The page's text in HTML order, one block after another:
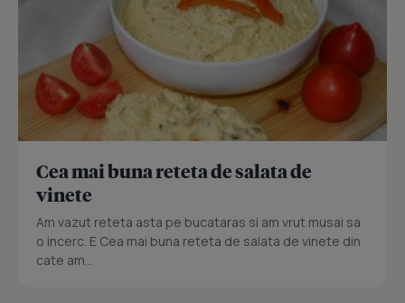
Cea mai buna reteta de salata de
vinete
Am vazut reteta asta pe bucataras si am vrut musai sa
o incerc. E Cea mai buna reteta de salata de vinete din
cate am...